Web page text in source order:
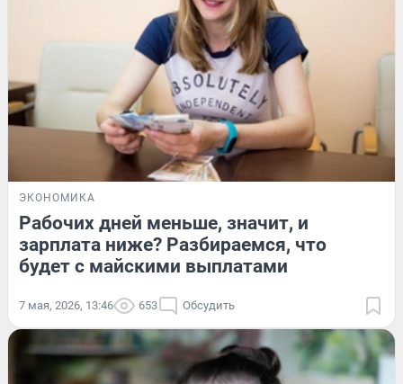
ЭКОНОМИКА
Рабочих дней меньше, значит, и
зарплата ниже? Разбираемся, что
будет с майскими выплатами
7 мая, 2026, 13:46 653 Обсудить